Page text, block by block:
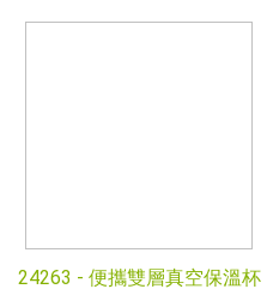
24263 - 便攜雙層真空保溫杯